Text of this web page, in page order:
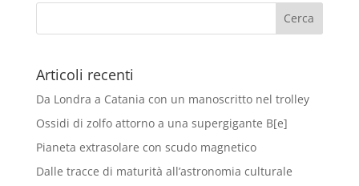
Articoli recenti
Da Londra a Catania con un manoscritto nel trolley
Ossidi di zolfo attorno a una supergigante B[e]
Pianeta extrasolare con scudo magnetico
Dalle tracce di maturità all’astronomia culturale